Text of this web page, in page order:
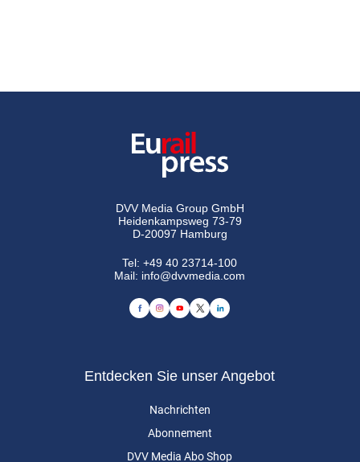
DVV Media Group GmbH
Heidenkampsweg 73-79
D-20097 Hamburg
Tel:+49 40 23714-100
Mail: info@dvvmedia.com
Entdecken Sie unser Angebot
Nachrichten
Abonnement
DVV Media Abo Shop